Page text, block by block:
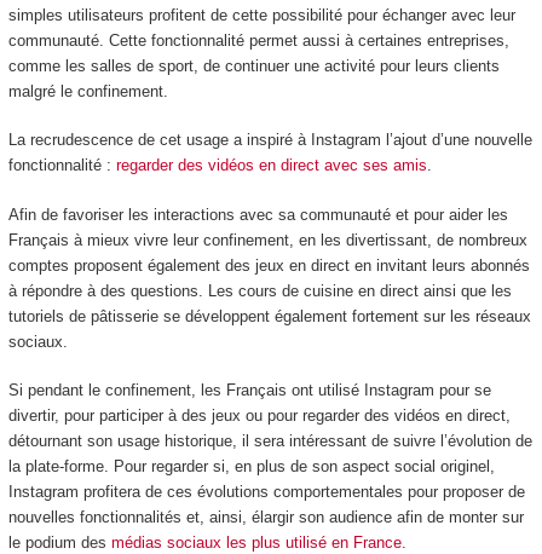
simples utilisateurs profitent de cette possibilité pour échanger avec leur
communauté. Cette fonctionnalité permet aussi à certaines entreprises,
comme les salles de sport, de continuer une activité pour leurs clients
malgré le confinement.
La recrudescence de cet usage a inspiré à Instagram l’ajout d’une nouvelle
fonctionnalité : regarder des vidéos en direct avec ses amis.
Afin de favoriser les interactions avec sa communauté et pour aider les
Français à mieux vivre leur confinement, en les divertissant, de nombreux
comptes proposent également des jeux en direct en invitant leurs abonnés
à répondre à des questions. Les cours de cuisine en direct ainsi que les
tutoriels de pâtisserie se développent également fortement sur les réseaux
sociaux.
Si pendant le confinement, les Français ont utilisé Instagram pour se
divertir, pour participer à des jeux ou pour regarder des vidéos en direct,
détournant son usage historique, il sera intéressant de suivre l’évolution de
la plate-forme. Pour regarder si, en plus de son aspect social originel,
Instagram profitera de ces évolutions comportementales pour proposer de
nouvelles fonctionnalités et, ainsi, élargir son audience afin de monter sur
le podium des médias sociaux les plus utilisé en France.